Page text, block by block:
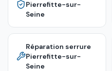
Pierrefitte-sur-
Seine
Réparation serrure
Pierrefitte-sur-
Seine